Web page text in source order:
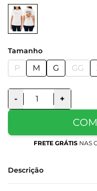
Tamanho
P M G GG
- +
FRETE GRÁTISNAS
Descrição